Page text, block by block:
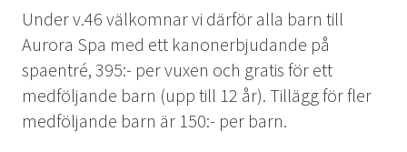
Skräddarsydda program
Tipi-event
WELLNESS
Under v.46 välkomnar vi därför alla barn till
Aurora Spa med ett kanonerbjudande på
spaentré, 395:- per vuxen och gratis för ett
medföljande barn (upp till 12 år). Tillägg för fler
medföljande barn är 150:- per barn.